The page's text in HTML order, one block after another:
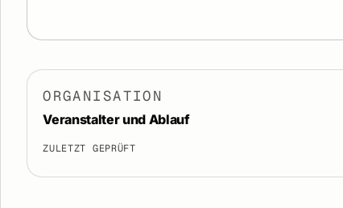
ORGANISATION
Veranstalter und Ablauf
ZULETZT GEPRÜFT